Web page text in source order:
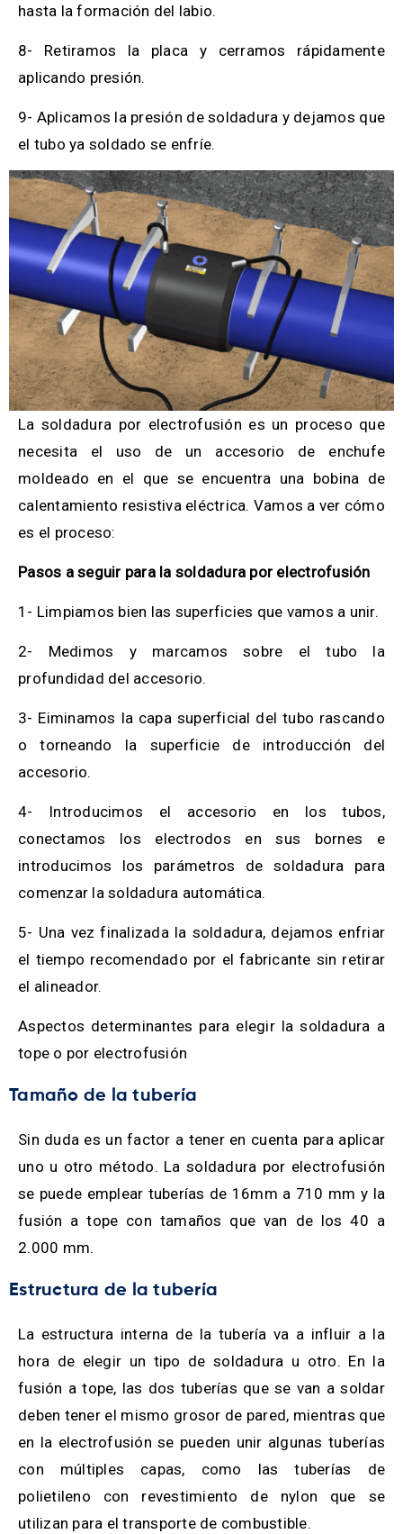
hasta la formación del labio.
8- Retiramos la placa y cerramos rápidamente
aplicando presión.
9- Aplicamos la presión de soldadura y dejamos que
el tubo ya soldado se enfríe.
La soldadura por electrofusión es un proceso que
necesita el uso de un accesorio de enchufe
moldeado en el que se encuentra una bobina de
calentamiento resistiva eléctrica. Vamos a ver cómo
es el proceso:
Pasos a seguir para la soldadura por electrofusión
1- Limpiamos bien las superficies que vamos a unir.
2- Medimos y marcamos sobre el tubo la
profundidad del accesorio.
3- Eiminamos la capa superficial del tubo rascando
o torneando la superficie de introducción del
accesorio.
4- Introducimos el accesorio en los tubos,
conectamos los electrodos en sus bornes e
introducimos los parámetros de soldadura para
comenzar la soldadura automática.
5- Una vez finalizada la soldadura, dejamos enfriar
el tiempo recomendado por el fabricante sin retirar
el alineador.
Aspectos determinantes para elegir la soldadura a
tope o por electrofusión
Tamaño de la tubería
Sin duda es un factor a tener en cuenta para aplicar
uno u otro método. La soldadura por electrofusión
se puede emplear tuberías de 16mm a 710 mm y la
fusión a tope con tamaños que van de los 40 a
2.000 mm.
Estructura de la tubería
La estructura interna de la tubería va a influir a la
hora de elegir un tipo de soldadura u otro. En la
fusión a tope, las dos tuberías que se van a soldar
deben tener el mismo grosor de pared, mientras que
en la electrofusión se pueden unir algunas tuberías
con múltiples capas, como las tuberías de
polietileno con revestimiento de nylon que se
utilizan para el transporte de combustible.